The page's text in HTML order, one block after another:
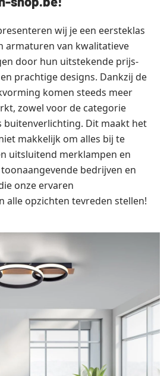
wij je een eersteklas
armaturen van kwalitatieve
door hun uitstekende prijs-
prachtige designs. Dankzij de
komen steeds meer
zowel voor de categorie
buitenverlichting. Dit maakt het
makkelijk om alles bij te
uitsluitend merklampen en
bedrijven en
onze ervaren
alle opzichten tevreden stellen!